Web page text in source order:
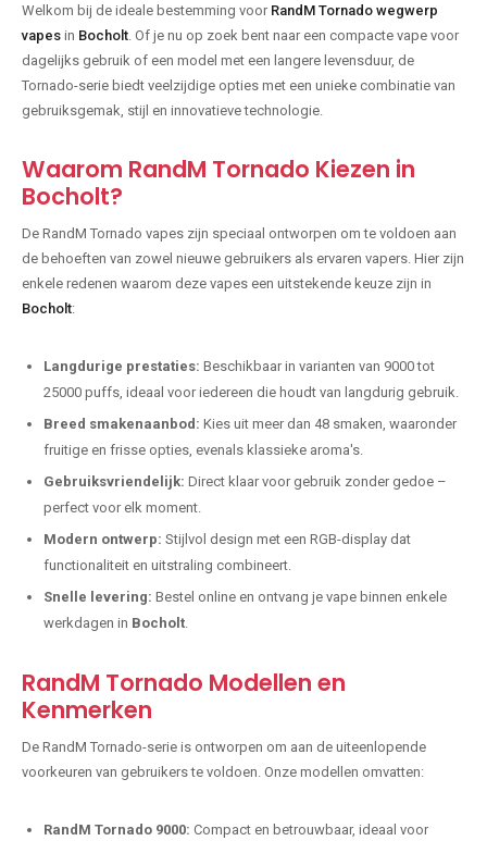
Welkom bij de ideale bestemming voor RandM Tornado wegwerp
vapes in Bocholt . Of je nu op zoek bent naar een compacte vape voor
dagelijks gebruik of een model met een langere levensduur, de
Tornado-serie biedt veelzijdige opties met een unieke combinatie van
gebruiksgemak, stijl en innovatieve technologie.
Waarom RandM Tornado Kiezen in
Bocholt?
De RandM Tornado vapes zijn speciaal ontworpen om te voldoen aan
de behoeften van zowel nieuwe gebruikers als ervaren vapers. Hier zijn
enkele redenen waarom deze vapes een uitstekende keuze zijn in
Bocholt:
Langdurige prestaties: Beschikbaar in varianten van 9000 tot
25000 puffs, ideaal voor iedereen die houdt van langdurig gebruik.
Breed smakenaanbod: Kies uit meer dan 48 smaken, waaronder
fruitige en frisse opties, evenals klassieke aroma's.
Gebruiksvriendelijk: Direct klaar voor gebruik zonder gedoe –
perfect voor elk moment.
Modern ontwerp: Stijlvol design met een RGB-display dat
functionaliteit en uitstraling combineert.
Snelle levering: Bestel online en ontvang je vape binnen enkele
werkdagen in Bocholt
RandM Tornado Modellen en
Kenmerken
De RandM Tornado-serie is ontworpen om aan de uiteenlopende
voorkeuren van gebruikers te voldoen. Onze modellen omvatten:
RandM Tornado 9000: Compact en betrouwbaar, ideaal voor